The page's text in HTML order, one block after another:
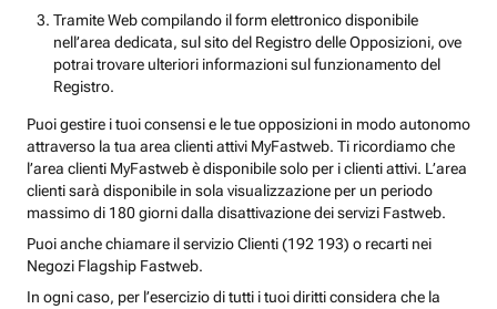
Tramite Web compilando il form elettronico disponibile
nell’area dedicata, sul sito del Registro delle Opposizioni, ove
potrai trovare ulteriori informazioni sul funzionamento del
Registro.
Puoi gestire i tuoi consensi e le tue opposizioni in modo autonomo
attraverso la tua area clienti attivi MyFastweb. Ti ricordiamo che
l’area clienti MyFastweb è disponibile solo per i clienti attivi. L’area
clienti sarà disponibile in sola visualizzazione per un periodo
massimo di 180 giorni dalla disattivazione dei servizi Fastweb.
Puoi anche chiamare il servizio Clienti (192 193) o recarti nei
Negozi Flagship Fastweb.
In ogni caso, per l’esercizio di tutti i tuoi diritti considera che la